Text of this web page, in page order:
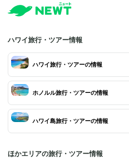
ハワイ旅行・ツアー情報
ハワイ旅行・ツアーの情報
ホノルル旅行・ツアーの情報
ハワイ島旅行・ツアーの情報
ほかエリアの旅行・ツアー情報